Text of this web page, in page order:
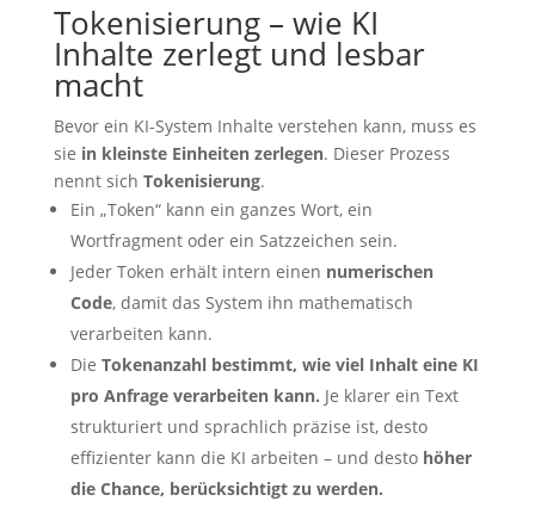
Tokenisierung – wie KI
Inhalte zerlegt und lesbar
macht
Bevor ein KI-System Inhalte verstehen kann, muss es
sie in kleinste Einheiten zerlegen. Dieser Prozess
nennt sich Tokenisierung.
Ein „Token“ kann ein ganzes Wort, ein
Wortfragment oder ein Satzzeichen sein.
Jeder Token erhält intern einen numerischen
Code, damit das System ihn mathematisch
verarbeiten kann.
Die Tokenanzahl bestimmt, wie viel Inhalt eine KI
pro Anfrage verarbeiten kann. Je klarer ein Text
strukturiert und sprachlich präzise ist, desto
effizienter kann die KI arbeiten – und desto höher
die Chance, berücksichtigt zu werden.